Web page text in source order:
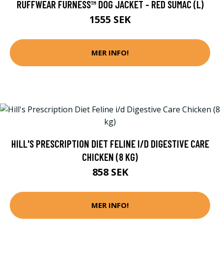
RUFFWEAR FURNESS™ DOG JACKET - RED SUMAC (L)
1555 SEK
MER INFO!
HILL'S PRESCRIPTION DIET FELINE I/D DIGESTIVE CARE
CHICKEN (8 KG)
858 SEK
MER INFO!